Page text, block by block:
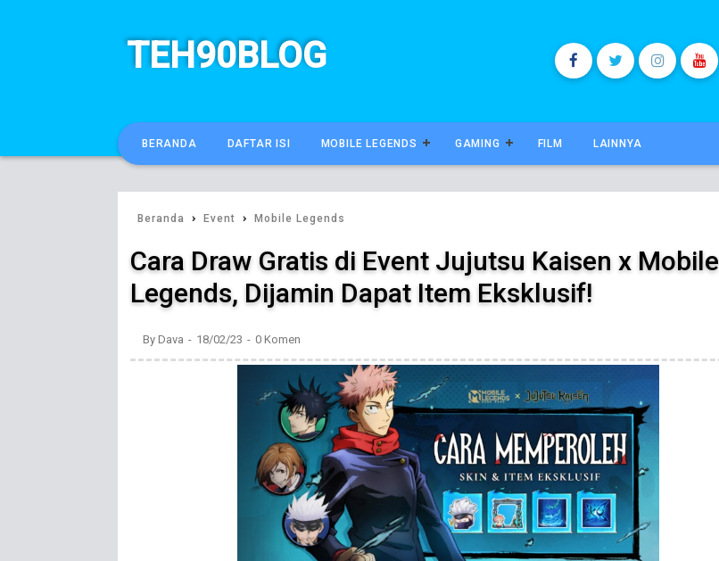
TEH90BLOG
BERANDA DAFTAR ISI MOBILE LEGENDS GAMING FILM LAINNYA
Beranda › Event › Mobile Legends
Cara Draw Gratis di Event Jujutsu Kaisen x Mobile
Legends, Dijamin Dapat Item Eksklusif!
By Dava 18/02/23 0 Komen